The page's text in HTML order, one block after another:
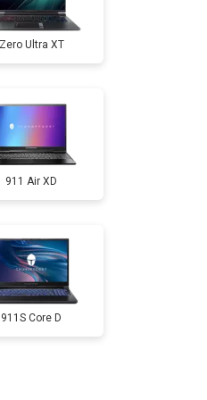
Zero Ultra XT
911 Air XD
911S Core D